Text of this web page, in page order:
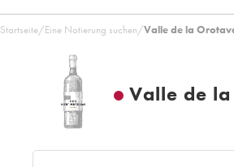
Startseite/Eine Notierung suchen/Valle de la
Valle de